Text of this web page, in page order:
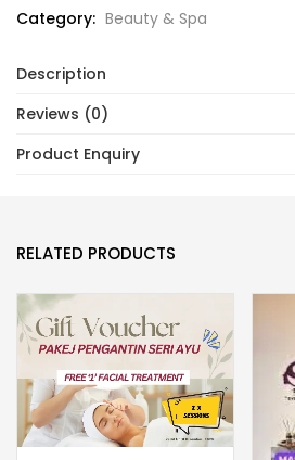
Category: Beauty & Spa
Description
Reviews (0)
Product Enquiry
RELATED PRODUCTS